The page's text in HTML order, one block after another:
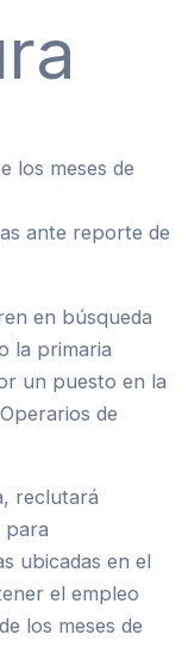
los meses de
ante reporte de
en búsqueda
la primaria
un puesto en la
de
reclutará
para
ubicadas en el
el empleo
los meses de